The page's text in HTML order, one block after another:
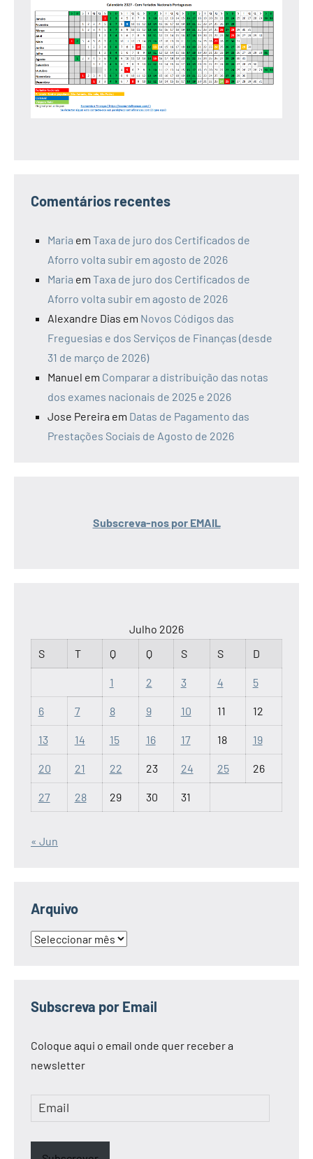
Comentários recentes
Maria em Taxa de juro dos Certificados de
Aforro volta subir em agosto de 2026
Maria em Taxa de juro dos Certificados de
Aforro volta subir em agosto de 2026
Alexandre Dias em Novos Códigos das
Freguesias e dos Serviços de Finanças (desde
31 de março de 2026)
Manuel em Comparar a distribuição das notas
dos exames nacionais de 2025 e 2026
Jose Pereira em Datas de Pagamento das
Prestações Sociais de Agosto de 2026
Subscreva-nos por EMAIL
Julho 2026
S
T Q Q S S D
1 2 3 4 5
6 7 8 9 10 11 12
13 14 15 16 17 18 19
20 21 22 23 24 25 26
27 28 29 30 31
« Jun
Arquivo
Arquivo
Subscreva por Email
Coloque aqui o email onde quer receber a
newsletter
Email